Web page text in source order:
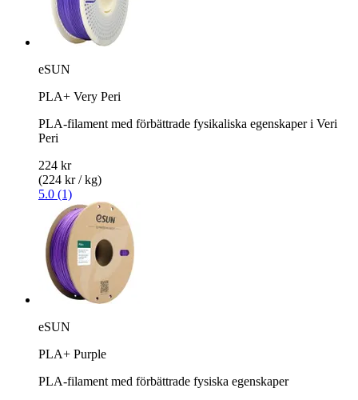
eSUN
PLA+ Very Peri
PLA-filament med förbättrade fysikaliska egenskaper i Veri
Peri
224 kr
(224 kr / kg)
5.0 (1)
eSUN
PLA+ Purple
PLA-filament med förbättrade fysiska egenskaper